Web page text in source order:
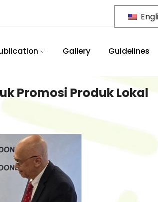
Gallery Guidelines
Promosi Produk Lokal